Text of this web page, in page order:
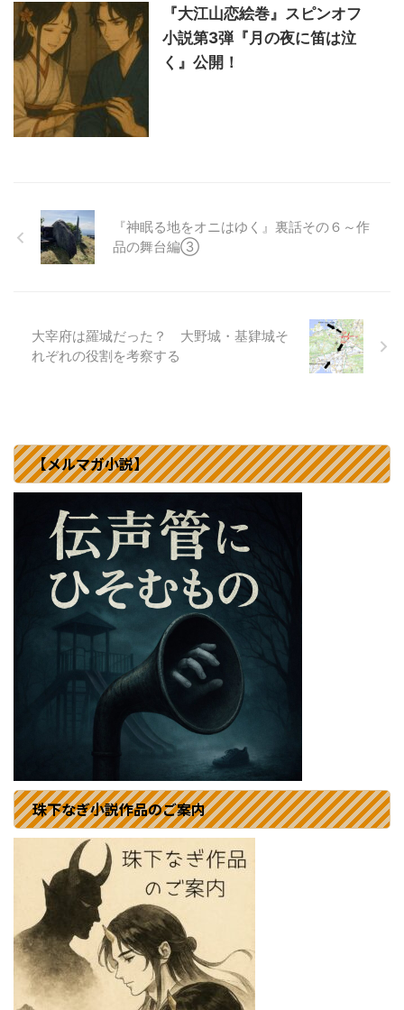
『大江山恋絵巻』スピンオフ
小説第3弾『月の夜に笛は泣
く』公開！
『神眠る地をオニはゆく』裏話その６～作
品の舞台編③
大宰府は羅城だった？ 大野城・基肄城そ
れぞれの役割を考察する
【メルマガ小説】
珠下なぎ小説作品のご案内